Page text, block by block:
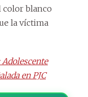
color blanco
la víctima
en PJC